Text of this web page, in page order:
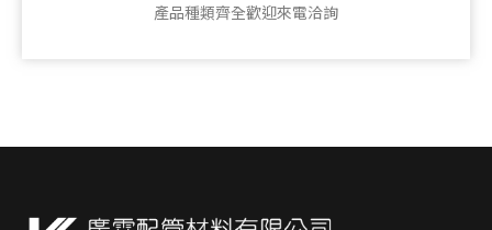
產品種類齊全歡迎來電洽詢